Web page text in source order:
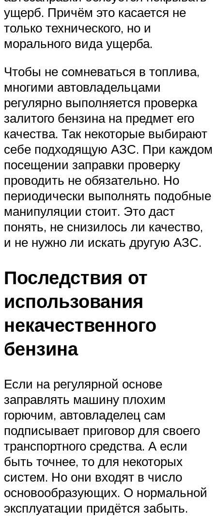
ущерб. Причём это касается не
только технического, но и
морального вида ущерба.
Чтобы не сомневаться в топлива,
многими автовладельцами
регулярно выполняется проверка
залитого бензина на предмет его
качества. Так некоторые выбирают
себе подходящую АЗС. При каждом
посещении заправки проверку
проводить не обязательно. Но
периодически выполнять подобные
манипуляции стоит. Это даст
понять, не снизилось ли качество,
и не нужно ли искать другую АЗС.
Последствия от
использования
некачественного
бензина
Если на регулярной основе
заправлять машину плохим
горючим, автовладелец сам
подписывает приговор для своего
транспортного средства. А если
быть точнее, то для некоторых
систем. Но они входят в число
основообразующих. О нормальной
эксплуатации придётся забыть.